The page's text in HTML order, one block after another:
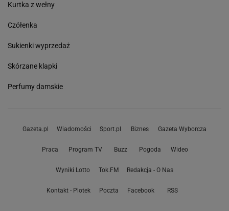
Kurtka z wełny
Czółenka
Sukienki wyprzedaż
Skórzane klapki
Perfumy damskie
Gazeta.pl Wiadomości Sport.pl Biznes Gazeta Wyborcza
Praca Program TV Buzz Pogoda Wideo
Wyniki Lotto Tok.FM Redakcja - O Nas
Kontakt - Plotek Poczta Facebook RSS